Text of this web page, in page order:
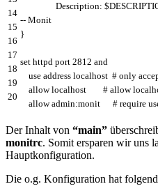
14
15
16
17
18
19
20
Description: $
-- Monit
}
set httpd port 2812 and
use address localhost # only
allowlocalhost
# allow
allowadmin:monit # require
Der Inhalt von “main”
monitrc. Somit ersparen wir uns
Hauptkonfiguration.
Die o.g. Konfiguration hat